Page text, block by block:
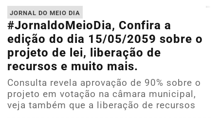
EM ALTA
JORNAL DO MEIO DIA
#JornaldoMeioDia, Confira a
edição do dia 15/05/2059 sobre o
projeto de lei, liberação de
recursos e muito mais.
Consulta revela aprovação de 90% sobre o
projeto em votação na câmara municipal,
veja também que a liberação de recursos